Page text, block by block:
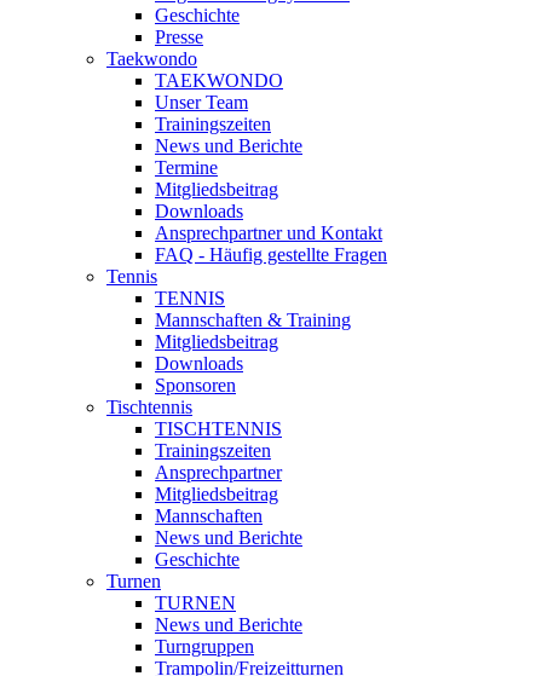
Geschichte
Presse
Taekwondo
TAEKWONDO
Unser Team
Trainingszeiten
News und Berichte
Termine
Mitgliedsbeitrag
Downloads
Ansprechpartner und Kontakt
FAQ - Häufig gestellte Fragen
Tennis
TENNIS
Mannschaften & Training
Mitgliedsbeitrag
Downloads
Sponsoren
Tischtennis
TISCHTENNIS
Trainingszeiten
Ansprechpartner
Mitgliedsbeitrag
Mannschaften
News und Berichte
Geschichte
Turnen
TURNEN
News und Berichte
Turngruppen
Trampolin/Freizeitturnen